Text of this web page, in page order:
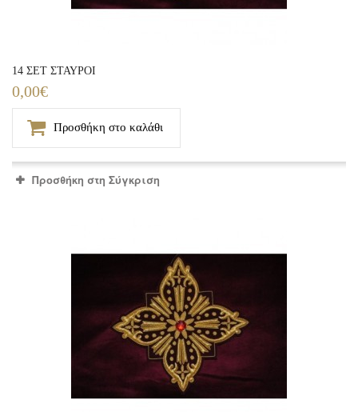
14 ΣΕΤ ΣΤΑΥΡΟΙ
0,00€
Προσθήκη στο καλάθι
Προσθήκη στη Σύγκριση